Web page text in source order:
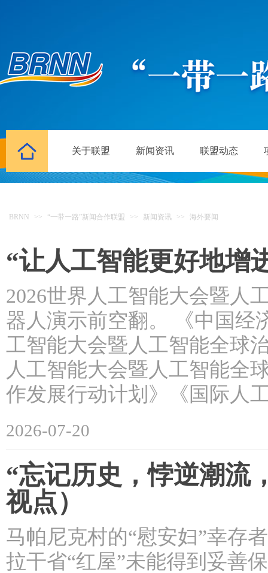
关于联盟 新闻资讯 联盟动态
BRNN >> “一带一路”新闻合作联盟 >> 新闻资讯 >> 海外要闻
“让人工智能更好地增
2026世界人工智能大会暨人
器人演示前空翻。 《中国经
工智能大会暨人工智能全球
人工智能大会暨人工智能全
作发展行动计划》《国际人
2026-07-20
“忘记历史，悖逆潮流
视点）
马帕尼克村的“慰安妇”幸存
拉干省“红屋”未能得到妥善